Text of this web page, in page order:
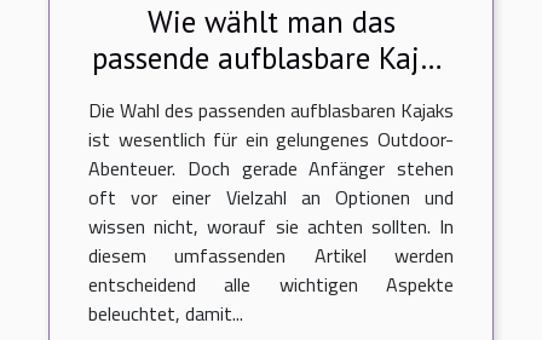
Wie wählt man das
passende aufblasbare Kajak
für Outdoor-Abenteuer aus?
Die Wahl des passenden aufblasbaren Kajaks
ist wesentlich für ein gelungenes Outdoor-
Abenteuer. Doch gerade Anfänger stehen
oft vor einer Vielzahl an Optionen und
wissen nicht, worauf sie achten sollten. In
diesem umfassenden Artikel werden
entscheidend alle wichtigen Aspekte
beleuchtet, damit...